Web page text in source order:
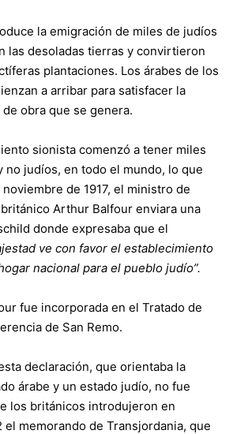
la emigración de miles de judíos
las desoladas tierras y convirtieron
plantaciones. Los árabes de los
a arribar para satisfacer la
obra que se genera.
sionista comenzó a tener miles
no judíos, en todo el mundo, lo que
de 1917, el ministro de
Arthur Balfour enviara una
donde expresaba que el
ve con favor el establecimiento
nacional para el pueblo judío”.
fue incorporada en el Tratado de
de San Remo.
declaración, que orientaba la
árabe y un estado judío, no fue
los británicos introdujeron en
el memorando de Transjordania, que